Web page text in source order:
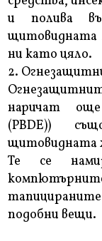
и полива
щитовидната
ни като цяло.
2.
наричат ​​още
(PBDE))
щитовидната
Те се
подобни вещи.